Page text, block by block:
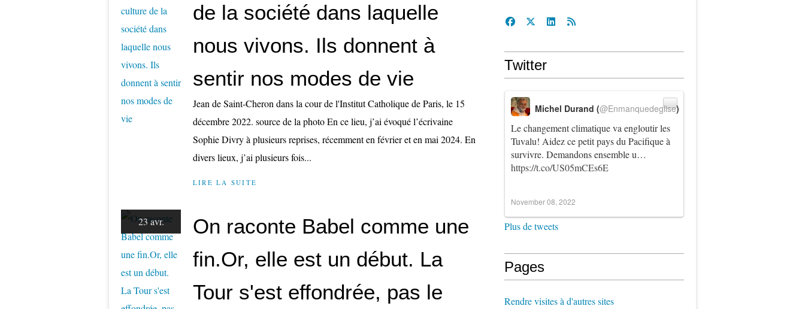
de la société dans laquelle
nous vivons. Ils donnent à
sentir nos modes de vie
Jean de Saint-Cheron dans la cour de l'Institut Catholique de Paris, le 15
décembre 2022. source de la photo En ce lieu, j’ai évoqué l’écrivaine
Sophie Divry à plusieurs reprises, récemment en février et en mai 2024. En
divers lieux, j’ai plusieurs fois...
LIRE LA SUITE
23 avr.
On raconte Babel comme une
fin.Or, elle est un début. La
Tour s'est effondrée, pas le
Twitter
Le changement climatique va engloutir les
Tuvalu! Aidez ce petit pays du Pacifique à
survivre. Demandons ensemble u…
https://t.co/US05mCEs6E
Michel Durand (@Enmanquedeglise)
November 08, 2022
Plus de tweets
Pages
Rendre visites à d'autres sites